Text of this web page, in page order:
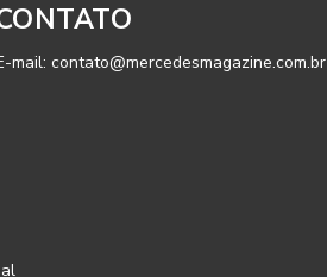
mail: contato@mercedesmagazine.com.br